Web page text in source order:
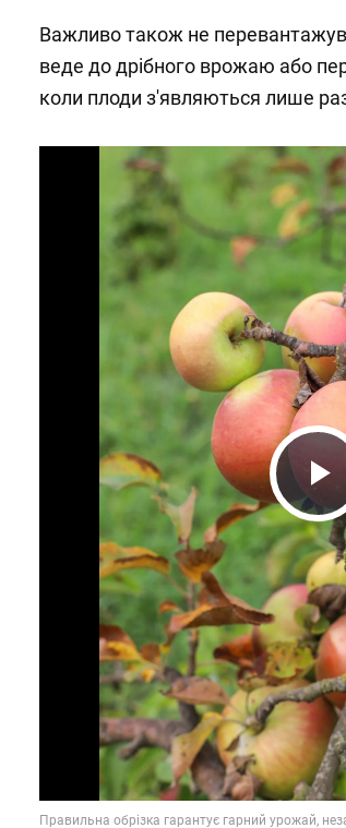
Важливо також не
веде до дрібного врожаю або
коли плоди з'являються лише